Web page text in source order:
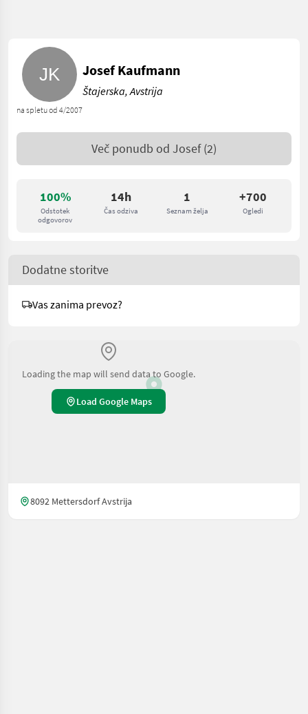
100%
Odstotek
odgovorov
14h
Čas odziva
1
Seznam želja
+700
Ogledi
na spletu od 4/2007
Josef Kaufmann
Štajerska, Avstrija
Več ponudb od Josef (2)
Dodatne storitve
Vas zanima prevoz?
Loading the map will send data to Google.
Load Google Maps
8092 Mettersdorf Avstrija